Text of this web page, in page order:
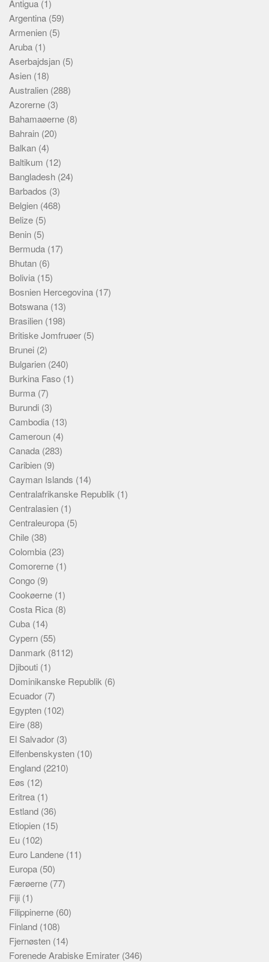
Antigua (1)
Argentina (59)
Armenien (5)
Aruba (1)
Aserbajdsjan (5)
Asien (18)
Australien (288)
Azorerne (3)
Bahamaøerne (8)
Bahrain (20)
Balkan (4)
Baltikum (12)
Bangladesh (24)
Barbados (3)
Belgien (468)
Belize (5)
Benin (5)
Bermuda (17)
Bhutan (6)
Bolivia (15)
Bosnien Hercegovina (17)
Botswana (13)
Brasilien (198)
Britiske Jomfruøer (5)
Brunei (2)
Bulgarien (240)
Burkina Faso (1)
Burma (7)
Burundi (3)
Cambodia (13)
Cameroun (4)
Canada (283)
Caribien (9)
Cayman Islands (14)
Centralafrikanske Republik (1)
Centralasien (1)
Centraleuropa (5)
Chile (38)
Colombia (23)
Comorerne (1)
Congo (9)
Cookøerne (1)
Costa Rica (8)
Cuba (14)
Cypern (55)
Danmark (8112)
Djibouti (1)
Dominikanske Republik (6)
Ecuador (7)
Egypten (102)
Eire (88)
El Salvador (3)
Elfenbenskysten (10)
England (2210)
Eøs (12)
Eritrea (1)
Estland (36)
Etiopien (15)
Eu (102)
Euro Landene (11)
Europa (50)
Færøerne (77)
Fiji (1)
Filippinerne (60)
Finland (108)
Fjernøsten (14)
Forenede Arabiske Emirater (346)